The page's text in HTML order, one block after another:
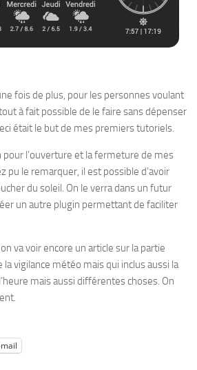
fois de plus, pour les personnes voulant
à fait possible de le faire sans dépenser
était le but de mes premiers tutoriels.
pour l’ouverture et la fermeture de mes
pu le remarquer, il est possible d’avoir
du soleil. On le verra dans un futur
un autre plugin permettant de faciliter
va voir encore un article sur la partie
la vigilance météo mais qui inclus aussi la
mais aussi différentes choses. On